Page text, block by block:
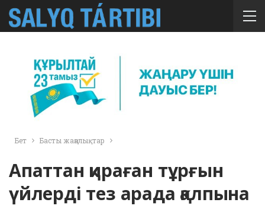
Бет Басты жаңалықтар
Апаттан қираған тұрғын
үйлерді тез арада қалпына